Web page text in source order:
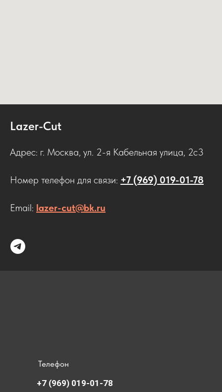
Lazer-Cut
Адрес: г. Москва, ул. 2-я Кабельная улица, 2с3
Номер телефон для связи: +7 (969) 019-01-78
Email: lazer-cut@bk.ru
Телефон
+7 (969) 019-01-78